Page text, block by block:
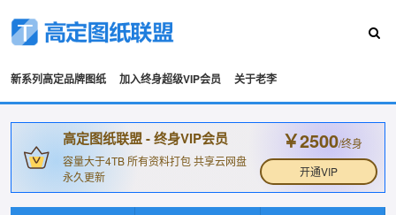
新系列高定品牌图纸 加入终身超级VIP会员 关于老李
高定图纸联盟 - 终身VIP会员
容量大于4TB 所有资料打包 共享云网盘
永久更新
￥2500/终身
开通VIP